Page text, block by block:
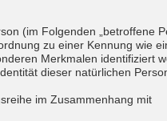
(im Folgenden „betroffene
zu einer Kennung wie
Merkmalen identifiziert
dieser natürlichen
im Zusammenhang mit